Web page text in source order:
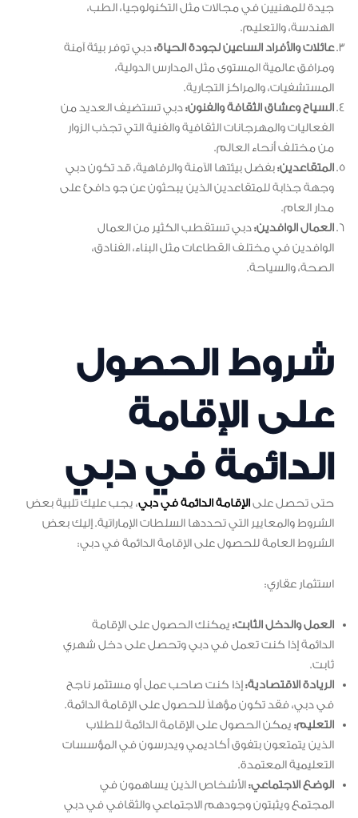
جيدة للمهنيين في مجالات مثل التكنولوجيا، الطب،
الهندسة، والتعليم.
عائلات والأفراد الساعين لجودة الحياة:دبي توفر بيئة آمنة
ومرافق عالمية المستوى مثل المدارس الدولية،
المستشفيات، والمراكز التجارية.
السياح وعشاق الثقافة والفنون:دبي تستضيف العديد من
الفعاليات والمهرجانات الثقافية والفنية التي تجذب الزوار
من مختلف أنحاء العالم.
المتقاعدين:بفضل بيئتها الآمنة والرفاهية، قد تكون دبي
وجهة جذابة للمتقاعدين الذين يبحثون عن جو دافئ على
مدار العام.
العمال الوافدين:دبي تستقطب الكثير من العمال
الوافدين في مختلف القطاعات مثل البناء، الفنادق،
الصحة، والسياحة.
شروط الحصول
على الإقامة
الدائمة في دبي
حتى تحصل على الإقامة الدائمة في دبي، يجب عليك تلبية بعض
الشروط والمعايير التي تحددها السلطات الإماراتية. إليك بعض
الشروط العامة للحصول على الإقامة الدائمة في دبي:
استثمار عقاري:
العمل والدخل الثابت: يمكنك الحصول على الإقامة
الدائمة إذا كنت تعمل في دبي وتحصل على دخل شهري
ثابت.
الريادة الاقتصادية:إذا كنت صاحب عمل أو مستثمر ناجح
في دبي، فقد تكون مؤهلاً للحصول على الإقامة الدائمة.
التعليم: يمكن الحصول على الإقامة الدائمة للطلاب
الذين يتمتعون بتفوق أكاديمي ويدرسون في المؤسسات
التعليمية المعتمدة.
الوضع الاجتماعي:الأشخاص الذين يساهمون في
المجتمع ويثبتون وجودهم الاجتماعي والثقافي في دبي